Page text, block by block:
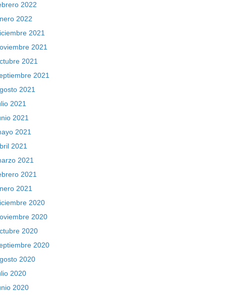
2022
2022
2021
2021
2021
2021
2021
2021
2021
2021
2021
2021
2021
2021
2020
2020
2020
2020
2020
2020
2020